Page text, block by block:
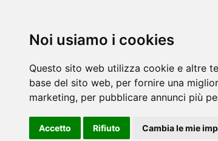
Noi usiamo i cookies
Questo sito web utilizza cookie e altre
base del sito web, per fornire una
marketing, per pubblicare annunci più
Accetto Rifiuto Cambia le mie